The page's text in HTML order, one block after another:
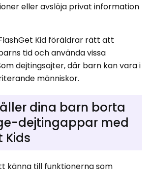
elleravslöja privat information
Kid föräldrar rätt att
tid och använda vissa
dejtingsajter, där barn kan vara i
människor.
dina barn borta
dejtingappar med
Kids
känna till funktionerna som